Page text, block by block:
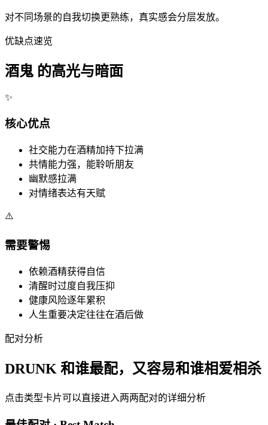
对不同场景的自我切换更熟练，真实感会分层发放。
优缺点速览
酒鬼 的高光与暗面
✨
核心优点
社交能力在酒精加持下拉满
共情能力强，能聆听朋友
幽默感拉满
对情绪表达有天赋
⚠️
需要警惕
依赖酒精获得自信
清醒时过度自我压抑
健康风险逐年累积
人生重要决定往往在酒后做
配对分析
DRUNK 和谁最配，又容易和谁相爱相杀
点击类型卡片可以直接进入两两配对的详细分析